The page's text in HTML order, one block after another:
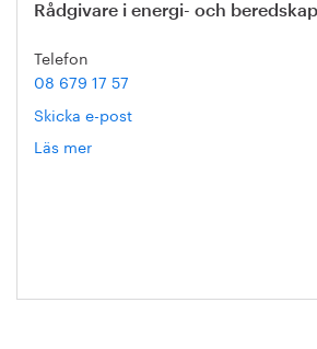
Rådgivare i energi- och
Telefon
08 679 17 57
Skicka e-post
Läs mer